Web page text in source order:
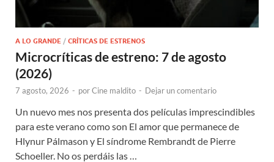
A LO GRANDE / CRÍTICAS DE ESTRENOS
Microcríticas de estreno: 7 de agosto
(2026)
7 agosto, 2026 - porCine maldito - Dejar un comentario
Un nuevo mes nos presenta dos películas imprescindibles
para este verano como son El amor que permanece de
Hlynur Pálmason y El síndrome Rembrandt de Pierre
Schoeller. No os perdáis las …